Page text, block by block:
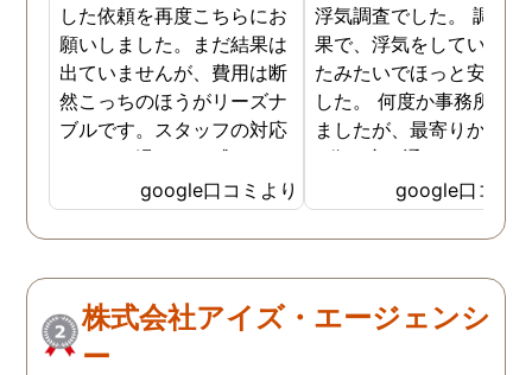
した依頼を再度こちらにお
願いしました。まだ結果は
出ていませんが、費用は断
然こっちのほうがリーズナ
ブルです。スタッフの対応
なんかも温かみを感じま
す。はじめからこちらにす
ればよかったです😢 …
google口コミより
浮気調査でした。 調査
果で、浮気をしていなか
たみたいでほっと安心し
した。 何度か事務所に
ましたが、最寄りから徒
3分程度で通いやすかっ
google口コミ
株式会社アイズ・エージェンシ
ー